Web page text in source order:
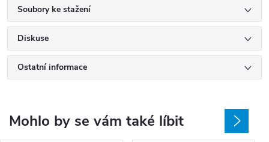
Soubory ke stažení
Diskuse
Ostatní informace
Mohlo by se vám také líbit